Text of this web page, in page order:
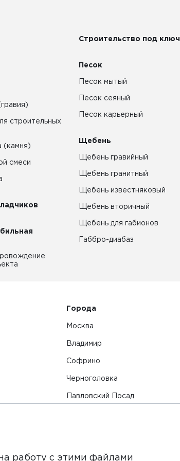
строительных
(камня)
смеси
Строительство под ключ
Песок
Песок мытый
Песок сеяный
Песок карьерный
Щебень
Щебень гравийный
Щебень гранитный
Щебень известняковый
Щебень вторичный
Щебень для габионов
Габбро-диабаз
Города
Москва
Владимир
Софрино
Черноголовка
Павловский Посад
работу с этими файлами